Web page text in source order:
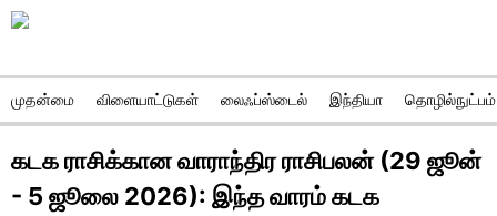
முதன்மை விளையாட்டுகள் லைஃப்ஸ்டைல் இந்தியா தொழில்நுட்பம்
கடக ராசிக்கான வாராந்திர ராசிபலன் (29 ஜூன்
- 5 ஜூலை 2026): இந்த வாரம் கடக